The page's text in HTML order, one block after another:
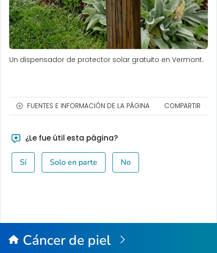
Un dispensador de protector solar gratuito en Vermont.
FUENTES E INFORMACIÓN DE LA PÁGINA COMPARTIR
¿Le fue útil esta página?
Sí Solo en parte No
Cáncer de piel